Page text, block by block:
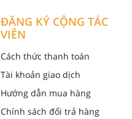
ĐĂNG KÝ CỘNG TÁC
VIÊN
Cách thức thanh toán
Tài khoản giao dịch
Hướng dẫn mua hàng
Chính sách đổi trả hàng